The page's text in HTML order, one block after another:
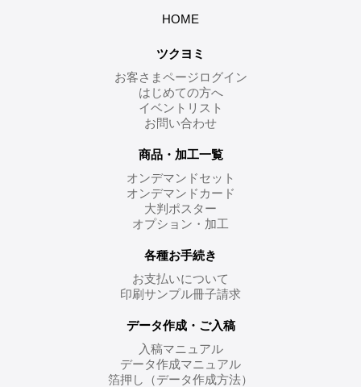
HOME
ツクヨミ
お客さまページログイン
はじめての方へ
イベントリスト
お問い合わせ
商品・加工一覧
オンデマンドセット
オンデマンドカード
大判ポスター
オプション・加工
各種お手続き
お支払いについて
印刷サンプル冊子請求
データ作成・ご入稿
入稿マニュアル
データ作成マニュアル
箔押し（データ作成方法）